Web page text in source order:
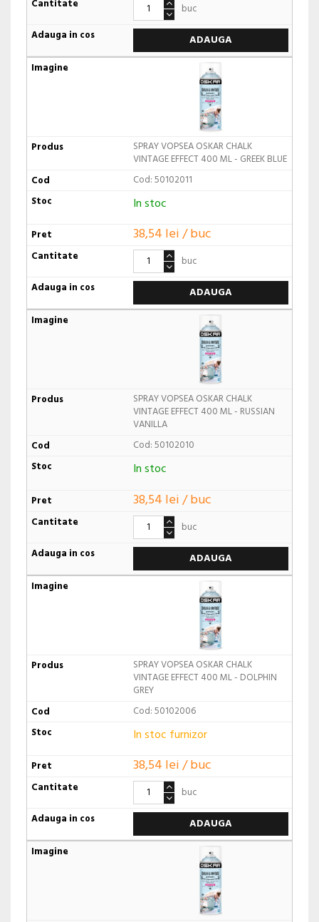
buc
ADAUGA
SPRAY VOPSEA OSKAR CHALK
VINTAGE EFFECT 400 ML - GREEK BLUE
Cod: 50102011
In stoc
38,54 lei / buc
buc
ADAUGA
SPRAY VOPSEA OSKAR CHALK
VINTAGE EFFECT 400 ML - RUSSIAN
VANILLA
Cod: 50102010
In stoc
38,54 lei / buc
buc
ADAUGA
SPRAY VOPSEA OSKAR CHALK
VINTAGE EFFECT 400 ML - DOLPHIN
GREY
Cod: 50102006
In stoc furnizor
38,54 lei / buc
buc
ADAUGA